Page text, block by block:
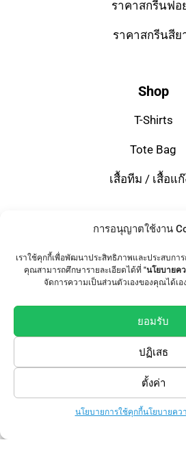
การอนุญาตใช้งาน
เราใช้คุกกี้เพื่อพัฒนาประสิทธิภาพและประสบก
คุณสามารถศึกษารายละเอียดได้ที่ "นโยบายค
จัดการความเป็นส่วนตัวเองของคุณได้เอ
ยอมรับ
ปฏิเสธ
ตั้งค่า
นโยบายการใช้คุกกี้นโยบายคว
ราคาสกรีนฟอ
ราคาสกรีนสีย
Shop
T-Shirts
Tote Bag
เสื้อทีม / เสื้อแ
Follow Us
การเตรียมไฟล์
สาระน่ารู้ ธุรกิจขา